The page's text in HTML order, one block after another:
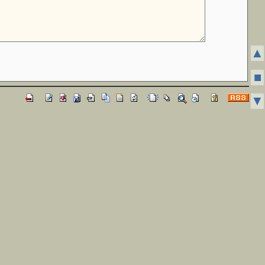
▲
■
▼